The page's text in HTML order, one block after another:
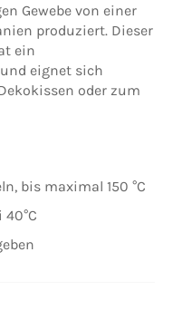
Gewebe von einer
produziert. Dieser
ein
eignet sich
oder zum
bis maximal 150 °C